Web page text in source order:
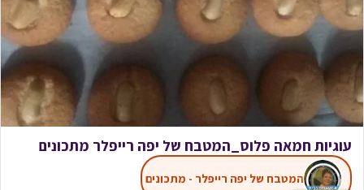
עוגיות חמאה פלוס_המטבח של יפה רייפלר מתכונים
המטבח של יפה רייפלר - מתכונים